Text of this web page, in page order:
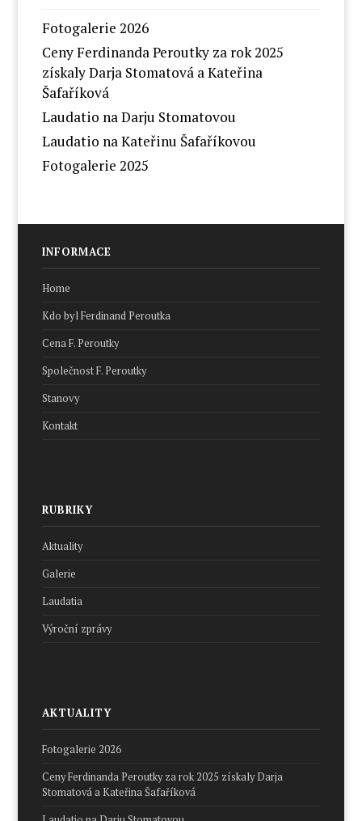
Fotogalerie 2026
Ceny Ferdinanda Peroutky za rok 2025
získaly Darja Stomatová a Kateřina
Šafaříková
Laudatio na Darju Stomatovou
Laudatio na Kateřinu Šafaříkovou
Fotogalerie 2025
INFORMACE
Home
Kdo byl Ferdinand Peroutka
Cena F. Peroutky
Společnost F. Peroutky
Stanovy
Kontakt
RUBRIKY
Aktuality
Galerie
Laudatia
Výroční zprávy
AKTUALITY
Fotogalerie 2026
Ceny Ferdinanda Peroutky za rok 2025 získaly Darja
Stomatová a Kateřina Šafaříková